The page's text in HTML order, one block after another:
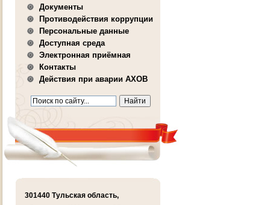
Документы
Противодействия коррупции
Персональные данные
Доступная среда
Электронная приёмная
Контакты
Действия при аварии АХОВ
301440 Тульская область,